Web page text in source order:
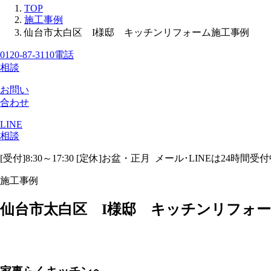
TOP
施工事例
仙台市太白区 I様邸 キッチンリフォーム施工事例
0120-87-3110電話
相談
お問い
合わせ
LINE
相談
[受付]8:30～17:30 [定休]お盆・正月 メール･LINEは24時間受付
施工事例
仙台市太白区 I様邸 キッチンリフォー